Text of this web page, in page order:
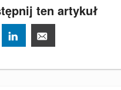
ten artykuł